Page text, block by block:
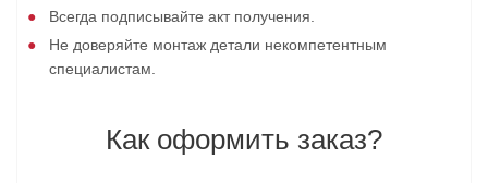
Всегда подписывайте акт получения.
Не доверяйте монтаж детали некомпетентным
специалистам.
Как оформить заказ?